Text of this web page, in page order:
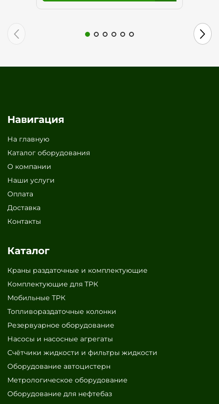
Навигация
На главную
Каталог оборудования
О компании
Наши услуги
Оплата
Доставка
Контакты
Каталог
Краны раздаточные и комплектующие
Комплектующие для ТРК
Мобильные ТРК
Топливораздаточные колонки
Резервуарное оборудование
Насосы и насосные агрегаты
Счётчики жидкости и фильтры жидкости
Оборудование автоцистерн
Метрологическое оборудование
Оборудование для нефтебаз